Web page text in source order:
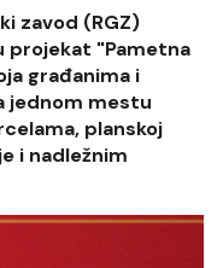
zavod (RGZ)
projekat "Pametna
građanima i
jednom mestu
planskoj
i nadležnim